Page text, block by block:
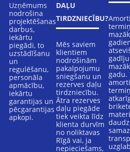
Uzņēmums
nodrošina
projektēšanas
darbus,
iekārtu
piegādi, to
uzstādīšanu
un
regulēšanu,
personāla
apmācību,
iekārtu
garantijas un
pēcgarantijas
apkopi.
DAĻU
TIRDZNIECĪBU?
Mēs saviem
klientiem
nodrošinām
pakalpojumu
sniegšanu un
rezerves daļu
tirdzniecību.
Ātra rezerves
daļu piegāde
tiek veikta līdz
klienta durvīm
no noliktavas
Rīgā vai, ja
nepieciešams,
gadu.